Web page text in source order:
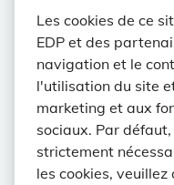
Depuis 2022,
un leader mondial
Kronos Solar
d'une décennie.
Les cookies de ce
EDP et des
navigation et le
l'utilisation du site
marketing et aux
sociaux. Par
strictement
les cookies, veuillez